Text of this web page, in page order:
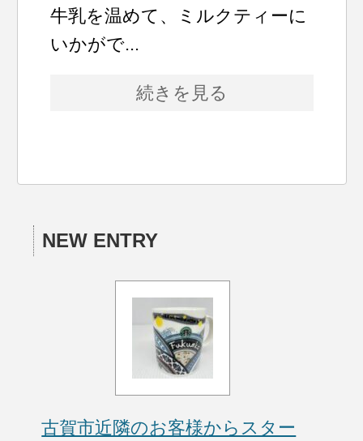
牛乳を温めて、ミルクティーに
いかがで...
続きを見る
NEW ENTRY
古賀市近隣のお客様からスター